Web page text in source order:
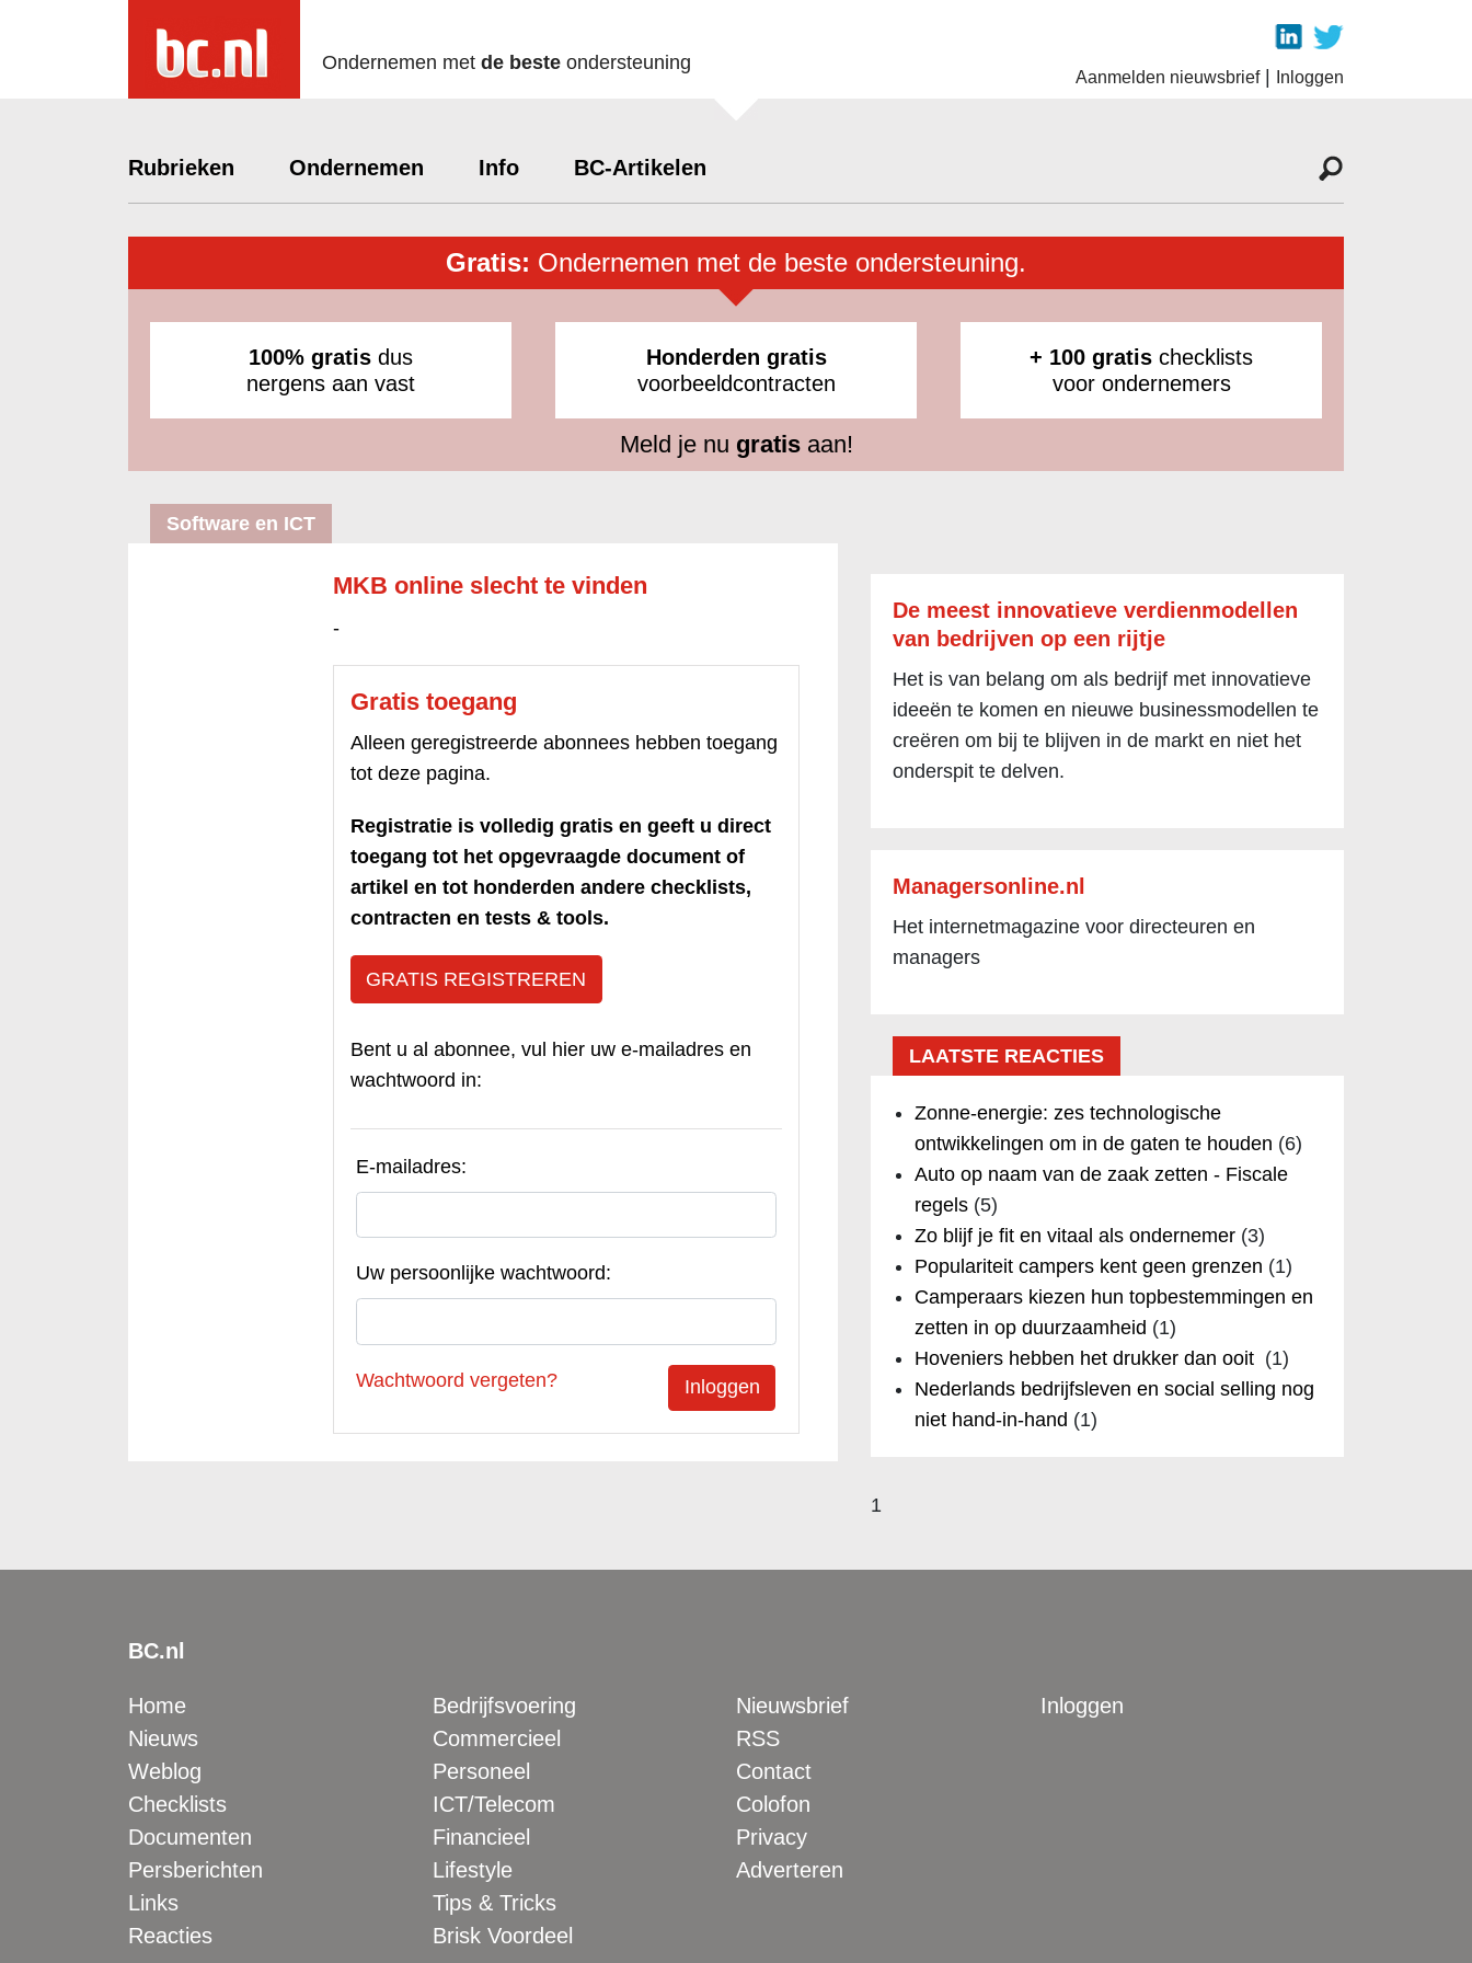
Ondernemen met de beste ondersteuning
Aanmelden nieuwsbrief| Inloggen
Rubrieken Ondernemen Info BC-Artikelen
Gratis: Ondernemen met de beste ondersteuning.
100% gratis dus
nergens aan vast
Honderden gratis
voorbeeldcontracten
+ 100 gratis checklists
voor ondernemers
Meld je nu gratisaan!
Software en ICT
MKB online slecht te vinden
-
Gratis toegang
Alleen geregistreerde abonnees hebben toegang
tot deze pagina.
Registratie is volledig gratis en geeft u direct
toegang tot het opgevraagde document of
artikel en tot honderden andere checklists,
contracten en tests & tools.
GRATIS REGISTREREN
Bent u al abonnee, vul hier uw e-mailadres en
wachtwoord in:
E-mailadres:
Uw persoonlijke wachtwoord:
Wachtwoord vergeten?
De meest innovatieve verdienmodellen
van bedrijven op een rijtje
Het is van belang om als bedrijf met innovatieve
ideeën te komen en nieuwe businessmodellen te
creëren om bij te blijven in de markt en niet het
onderspit te delven.
Managersonline.nl
Het internetmagazine voor directeuren en
managers
LAATSTE REACTIES
Zonne-energie: zes technologische
ontwikkelingen om in de gaten te houden (6)
Auto op naam van de zaak zetten - Fiscale
regels(5)
Zo blijf je fit en vitaal als ondernemer(3)
Populariteit campers kent geen grenzen (1)
Camperaars kiezen hun topbestemmingen en
zetten in op duurzaamheid (1)
Hoveniers hebben het drukker dan ooit (1)
Nederlands bedrijfsleven en social selling nog
niet hand-in-hand (1)
1
BC.nl
Home
Nieuws
Weblog
Checklists
Documenten
Persberichten
Links
Reacties
Bedrijfsvoering
Commercieel
Personeel
ICT/Telecom
Financieel
Lifestyle
Tips & Tricks
Brisk Voordeel
Nieuwsbrief
RSS
Contact
Colofon
Privacy
Adverteren
Inloggen